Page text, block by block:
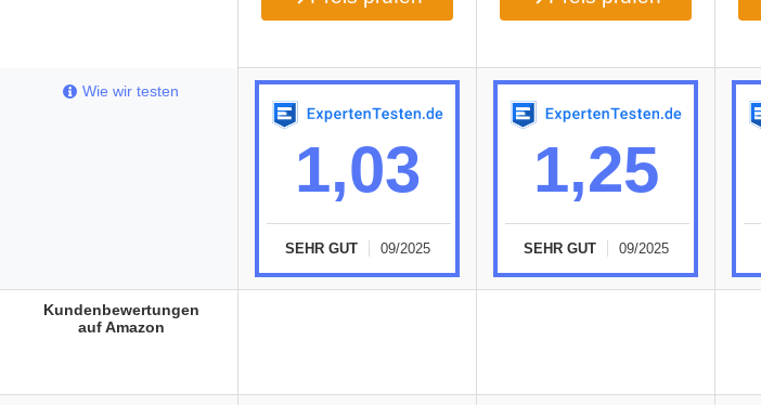
1,03
SEHR GUT 09/2025
1,25
SEHR GUT 09/2025
Wie wir testen
Kundenbewertungen
auf Amazon